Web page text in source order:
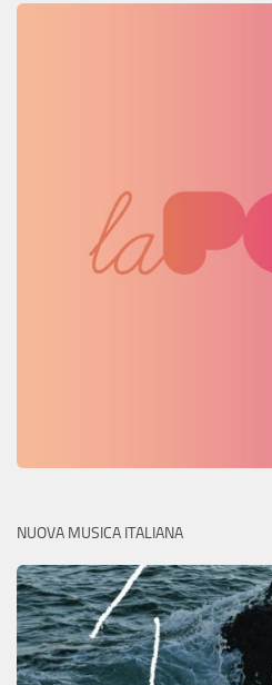
NUOVA MUSICA ITALIANA